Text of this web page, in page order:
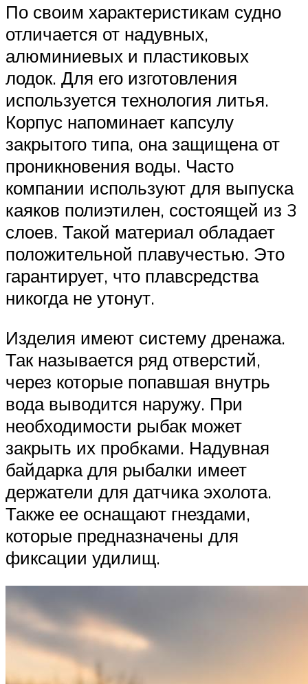
По своим характеристикам судно
отличается от надувных,
алюминиевых и пластиковых
лодок. Для его изготовления
используется технология литья.
Корпус напоминает капсулу
закрытого типа, она защищена от
проникновения воды. Часто
компании используют для выпуска
каяков полиэтилен, состоящей из 3
слоев. Такой материал обладает
положительной плавучестью. Это
гарантирует, что плавсредства
никогда не утонут.
Изделия имеют систему дренажа.
Так называется ряд отверстий,
через которые попавшая внутрь
вода выводится наружу. При
необходимости рыбак может
закрыть их пробками. Надувная
байдарка для рыбалки имеет
держатели для датчика эхолота.
Также ее оснащают гнездами,
которые предназначены для
фиксации удилищ.